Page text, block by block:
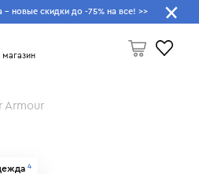
- новые скидки до -75% на все! >>
Armour
4